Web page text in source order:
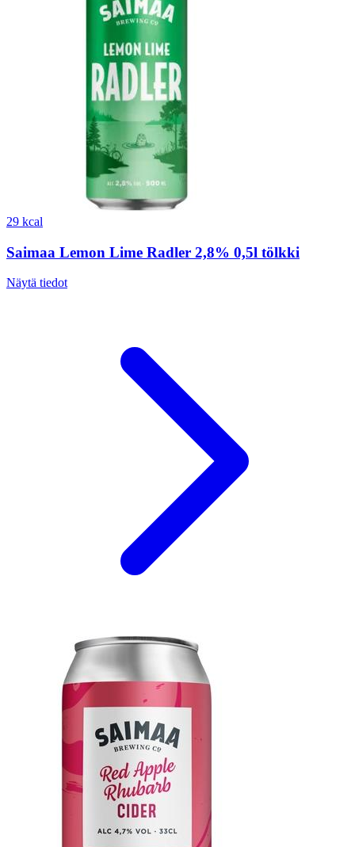
29 kcal
Saimaa Lemon Lime Radler 2,8% 0,5l tölkki
Näytä tiedot